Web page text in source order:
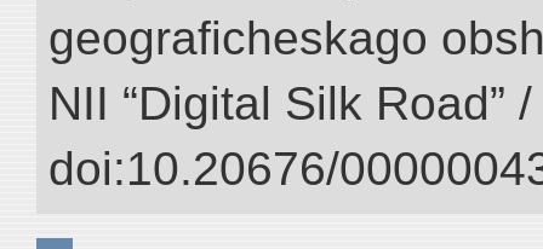
geograficheskago
NII “Digital Silk Road”
doi:10.20676/